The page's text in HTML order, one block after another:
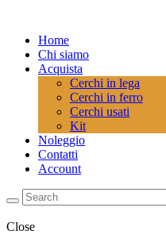
Home
Chi siamo
Acquista
Cerchi in lega
Cerchi in ferro
Cerchi usati
Kit
Noleggio
Contatti
Account
Close